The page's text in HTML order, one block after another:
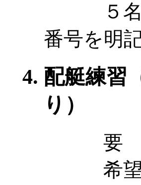
５名分
番号を明
配艇練習
り）
要
希望